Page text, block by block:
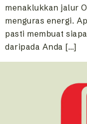
menaklukkan jalur
menguras energi.
pasti membuat
daripada Anda […]